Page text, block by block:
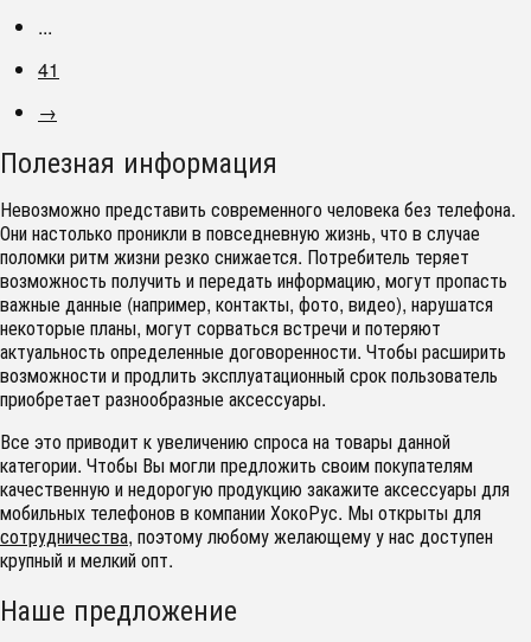
...
41
→
Полезная информация
Невозможно представить современного человека без телефона.
Они настолько проникли в повседневную жизнь, что в случае
поломки ритм жизни резко снижается. Потребитель теряет
возможность получить и передать информацию, могут пропасть
важные данные (например, контакты, фото, видео), нарушатся
некоторые планы, могут сорваться встречи и потеряют
актуальность определенные договоренности. Чтобы расширить
возможности и продлить эксплуатационный срок пользователь
приобретает разнообразные аксессуары.
Все это приводит к увеличению спроса на товары данной
категории. Чтобы Вы могли предложить своим покупателям
качественную и недорогую продукцию закажите аксессуары для
мобильных телефонов в компании ХокоРус. Мы открыты для
сотрудничества, поэтому любому желающему у нас доступен
крупный и мелкий опт.
Наше предложение